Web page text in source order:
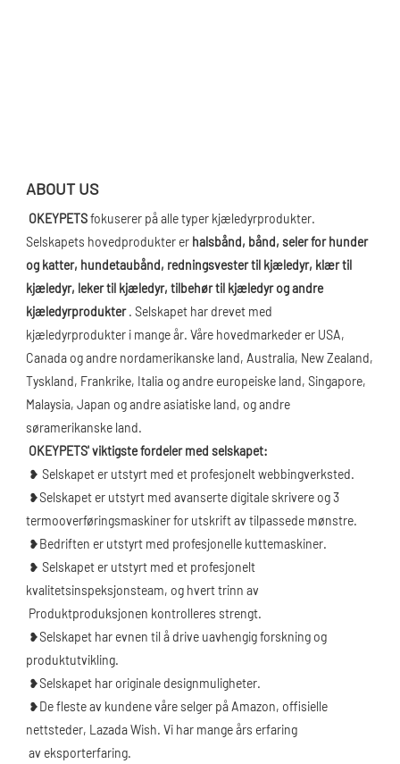
ABOUT US
OKEYPETS fokuserer på alle typer kjæledyrprodukter.
Selskapets hovedprodukter er halsbånd, bånd, seler for hunder
og katter, hundetaubånd, redningsvester til kjæledyr, klær til
kjæledyr, leker til kjæledyr, tilbehør til kjæledyr og andre
kjæledyrprodukter . Selskapet har drevet med
kjæledyrprodukter i mange år. Våre hovedmarkeder er USA,
Canada og andre nordamerikanske land, Australia, New Zealand,
Tyskland, Frankrike, Italia og andre europeiske land, Singapore,
Malaysia, Japan og andre asiatiske land, og andre
søramerikanske land.
OKEYPETS' viktigste fordeler med selskapet:
❥ Selskapet er utstyrt med et profesjonelt webbingverksted.
❥Selskapet er utstyrt med avanserte digitale skrivere og 3
termooverføringsmaskiner for utskrift av tilpassede mønstre.
❥Bedriften er utstyrt med profesjonelle kuttemaskiner.
❥ Selskapet er utstyrt med et profesjonelt
kvalitetsinspeksjonsteam, og hvert trinn av
Produktproduksjonen kontrolleres strengt.
❥Selskapet har evnen til å drive uavhengig forskning og
produktutvikling.
❥Selskapet har originale designmuligheter.
nettsteder, Lazada Wish. Vi har mange års erfaring
av eksporterfaring.